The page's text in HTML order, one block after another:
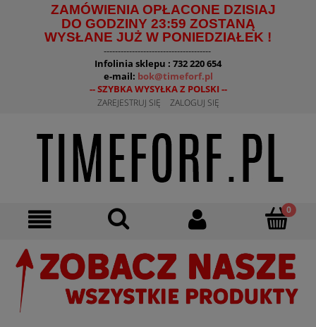
ZAMÓWIENIA OPŁACONE DZISIAJ
DO GODZINY 23:59 ZOSTANĄ
WYSŁANE JUŻ W PONIEDZIAŁEK !
--------------------------------------
Infolinia sklepu : 732 220 654
e-mail: bok@timeforf.pl
-- SZYBKA WYSYŁKA Z POLSKI --
ZAREJESTRUJ SIĘ ZALOGUJ SIĘ